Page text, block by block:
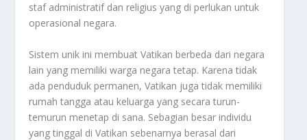
staf administratif dan religius yang di perlukan untuk
operasional negara.
Sistem unik ini membuat Vatikan berbeda dari negara
lain yang memiliki warga negara tetap. Karena tidak
ada penduduk permanen, Vatikan juga tidak memiliki
rumah tangga atau keluarga yang secara turun-
temurun menetap di sana. Sebagian besar individu
yang tinggal di Vatikan sebenarnya berasal dari